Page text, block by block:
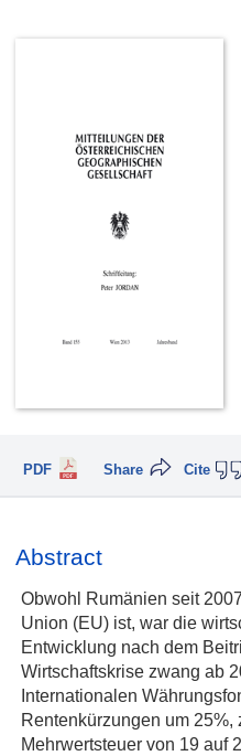
PDF Cite
Share
Abstract
Obwohl Rumänien seit
Union (EU) ist, war die
Entwicklung nach dem
Wirtschaftskrise zwang ab
Internationalen
Rentenkürzungen um 25%,
Mehrwertsteuer von 19 auf